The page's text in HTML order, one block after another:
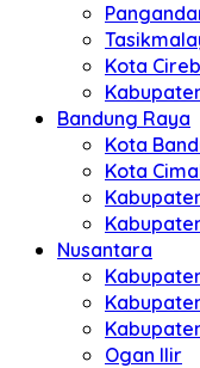
Kota
Bandung Raya
Kota
Kota
Nusantara
Ogan Ilir